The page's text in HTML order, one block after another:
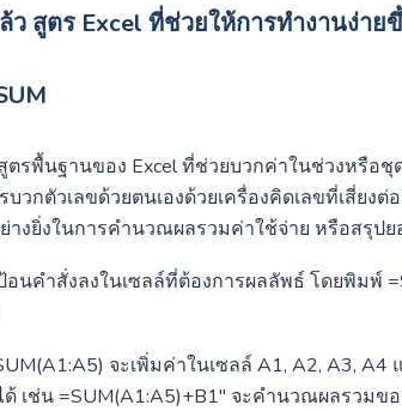
ว สูตร Excel ที่ช่วยให้การทำงานง่าย
ตรพื้นฐานของ Excel ที่ช่วยบวกค่าในช่วงหรือชุ
บวกตัวเลขด้วยตนเองด้วยเครื่องคิดเลขที่เสี่ยง
างยิ่งในการคำนวณผลรวมค่าใช้จ่าย หรือสรุปย
อนคำสั่งลงในเซลล์ที่ต้องการผลลัพธ์ โดยพิมพ์
จะเพิ่มค่าในเซลล์ A1, A2, A3,
ด้ เช่น =SUM(A1:A5)+B1″ จะคำนวณผลรวมข